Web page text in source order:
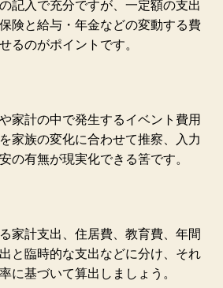
記入で充分ですが、一定額の支出
険と給与・年金などの変動する費
るのがポイントです。
家計の中で発生するイベント費用
家族の変化に合わせて推察、入力
の有無が現実化できる筈です。
家計支出、住居費、教育費、年間
と臨時的な支出などに分け、それ
に基づいて算出しましょう。